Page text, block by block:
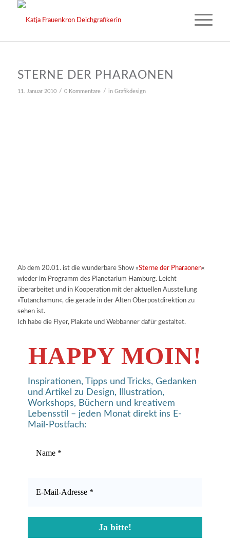
STERNE DER PHARAONEN
11. Januar 2010 / 0 Kommentare / in Grafikdesign
Ab dem 20.01. ist die wunderbare Show »Sterne der Pharaonen«
wieder im Programm des Planetarium Hamburg. Leicht
überarbeitet und in Kooperation mit der aktuellen Ausstellung
»Tutanchamun«, die gerade in der Alten Oberpostdirektion zu
sehen ist.
Ich habe die Flyer, Plakate und Webbanner dafür gestaltet.
HAPPY MOIN!
Inspirationen, Tipps und Tricks, Gedanken
und Artikel zu Design, Illustration,
Workshops, Büchern und kreativem
Lebensstil – jeden Monat direkt ins E-
Mail-Postfach: